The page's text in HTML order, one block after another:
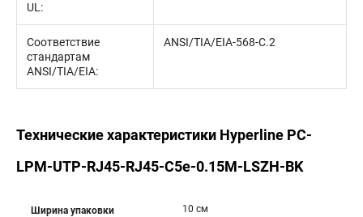
UL:
Соответствие
стандартам
ANSI/TIA/EIA:
ANSI/TIA/EIA-568-С.2
Технические характеристики Hyperline PC-
LPM-UTP-RJ45-RJ45-C5e-0.15M-LSZH-BK
Ширина упаковки 10 см